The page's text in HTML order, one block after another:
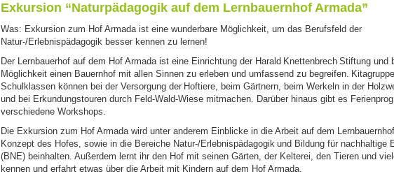
Exkursion “Naturpädagogik auf dem Lernbauernhof Armada”
Was: Exkursion zum Hof Armada ist eine wunderbare Möglichkeit, um das Berufsfeld der
Natur-/Erlebnispädagogik besser kennen zu lernen!
Der Lernbauerhof auf dem Hof Armada ist eine Einrichtung der Harald Knettenbrech Stiftung und
Möglichkeit einen Bauernhof mit allen Sinnen zu erleben und umfassend zu begreifen.
Schulklassen können bei der Versorgung der Hoftiere, beim Gärtnern, beim Werkeln in der
und bei Erkundungstouren durch Feld-Wald-Wiese mitmachen. Darüber hinaus gibt es
verschiedene Workshops.
Die Exkursion zum Hof Armada wird unter anderem Einblicke in die Arbeit auf dem
Konzept des Hofes, sowie in die Bereiche Natur-/Erlebnispädagogik und Bildung für nachhaltige
(BNE) beinhalten. Außerdem lernt ihr den Hof mit seinen Gärten, der Kelterei, den Tieren und
kennen und erfahrt etwas über die Arbeit mit Kindern auf dem Hof Armada.